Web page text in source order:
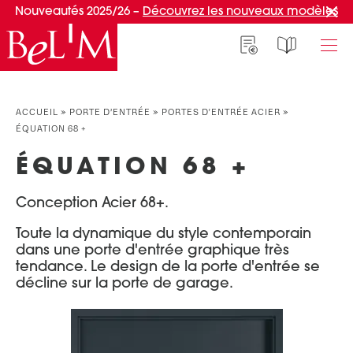
Nouveautés 2025/26 – Découvrez les nouveaux modèles
PAR TYPE
Portes d’entrée
Portes d’entrée grand trafic
PAR STYLE
Portes d’entrée contemporaines
Portes d’entrée classiques
Portes d’entrée vitrées
PAR TYPE
Marquises
S'INSPIRER ET CHOISIR
Témoignages clients
Une entrée sur mesure
Accueil connecté
Faire mon choix
RÉUSSIR MON PROJET
Conseils de pro
ACCUEIL » PORTE D’ENTRÉE » PORTES D'ENTRÉE ACIER »
ÉQUATION 68 +
ÉQUATION 68 +
Conception Acier 68+.
Toute la dynamique du style contemporain
dans une porte d'entrée graphique très
tendance. Le design de la porte d'entrée se
décline sur la porte de garage.